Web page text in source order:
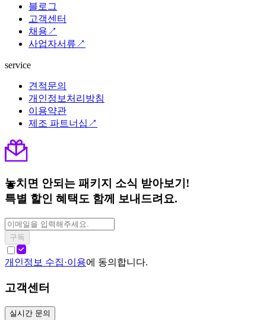
블로그
고객센터
채용↗
사업자서류↗
service
견적문의
개인정보처리방침
이용약관
제조 파트너십↗
놓치면 안되는 패키지 소식 받아보기!
특별 할인 혜택도 함께 보내드려요.
구독
개인정보 수집·이용에 동의합니다.
고객센터
실시간 문의